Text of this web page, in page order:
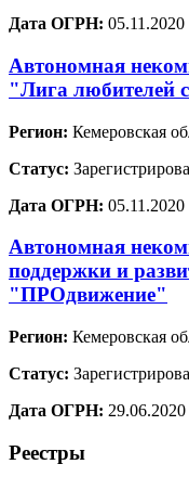
Дата ОГРН: 05.11.2020
Автономная
"Лига любителей
Регион: Кемеровская
Статус:
Дата ОГРН: 05.11.2020
Автономная
поддержки и
"ПРОдвижение"
Регион: Кемеровская
Статус:
Дата ОГРН: 29.06.2020
Реестры